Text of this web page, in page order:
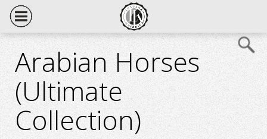
Arabian Horses
(Ultimate
Collection)